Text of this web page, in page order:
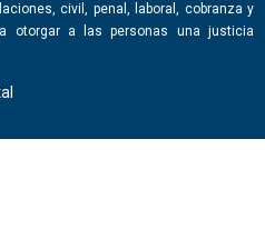
civil, penal, laboral, cobranza y
otorgar a las personas una justicia